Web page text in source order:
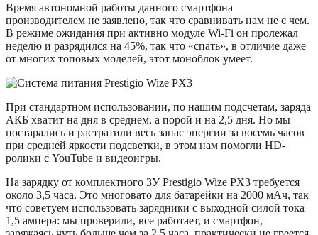
Время автономной работы данного смартфона
производителем не заявлено, так что сравнивать нам не с чем.
В режиме ожидания при активно модуле Wi-Fi он пролежал
неделю и разрядился на 45%, так что «спать», в отличие даже
от многих топовых моделей, этот моноблок умеет.
При стандартном использовании, по нашим подсчетам, заряда
АКБ хватит на дня в среднем, а порой и на 2,5 дня. Но мы
постарались и растратили весь запас энергии за восемь часов
при средней яркости подсветки, в этом нам помогли HD-
ролики с YouTube и видеоигры.
На зарядку от комплектного ЗУ Prestigio Wize PX3 требуется
около 3,5 часа. Это многовато для батарейки на 2000 мАч, так
что советуем использовать зарядники с выходной силой тока
1,5 ампера: мы проверили, все работает, и смартфон,